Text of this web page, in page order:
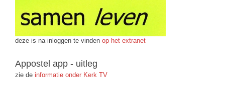
deze is na inloggen te vinden op het extranet
Appostel app - uitleg
zie de informatie onder Kerk TV